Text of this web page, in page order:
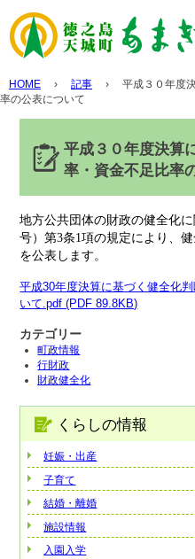
HOME › 記事 ›
平成３０年度
率の公表について
平成３０年度決算
率・資金不足比率
地方公共団体の財政の健全化
号）第3条1項の規定により、
を公表します。
平成30年度決算に基づく健全化
いて.pdf (PDF 89.8KB)
カテゴリー
町政情報
行財政
財政健全化
くらしの情報
妊娠・出産
子育て
結婚・離婚
施設情報
入園入学